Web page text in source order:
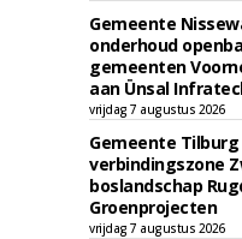
Gemeente
onderhoud
gemeenten
aan Ünsal
vrijdag 7 augustus 2026
Gemeente
verbindingszone
boslandschap
Groenprojecten
vrijdag 7 augustus 2026